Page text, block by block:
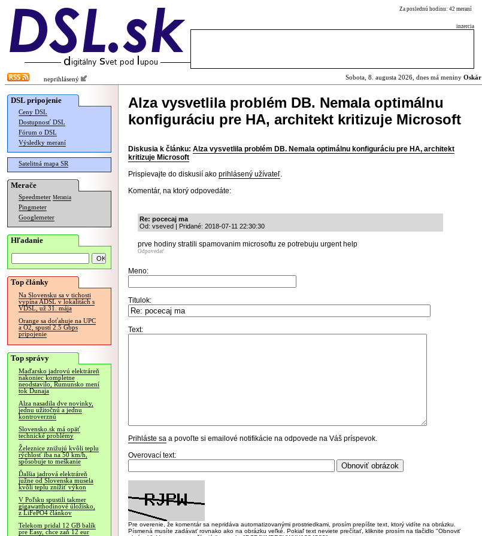
Za poslednú hodinu: 42 meraní
inzercia
neprihlásený Sobota, 8. augusta 2026, dnes má meniny Oskár
DSL pripojenie
Ceny DSL
Dostupnosť DSL
Fórum o DSL
Výsledky meraní
Satelitná mapa SR
Merače
Speedmeter Merania
Pingmeter
Googlemeter
Hľadanie
Top články
Na Slovensku sa v tichosti
vypína ADSL v lokalitách s
VDSL, už 31. mája
Orange sa doťahuje na UPC
a O2, spustí 2.5 Gbps
pripojenie
Top správy
Maďarsko jadrovú elektráreň
nakoniec kompletne
neodstavilo, Rumunsko mení
tok Dunaja
Alza nasadila dve novinky,
jednu užitočnú a jednu
kontroverznú
Slovensko.sk má opäť
technické problémy
Železnice znižujú kvôli teplu
rýchlosť iba na 50 km/h,
spôsobuje to meškanie
Ďalšia jadrová elektráreň
južne od Slovenska musela
kvôli teplu znížiť výkon
V Poľsku spustili takmer
gigawatthodinové úložisko,
z LiFePO4 článkov
Telekom pridal 12 GB balík
pre Easy, chce zaň 12 eur
Alza vysvetlila problém DB. Nemala optimálnu
konfiguráciu pre HA, architekt kritizuje Microsoft
Diskusia k článku: Alza vysvetlila problém DB. Nemala optimálnu konfiguráciu pre HA, architekt
kritizuje Microsoft
Prispievajte do diskusií ako prihlásený užívateľ.
Komentár, na ktorý odpovedáte:
Re: pocecaj ma
Od: vseved | Pridané: 2018-07-11 22:30:30
prve hodiny stratili spamovanim microsoftu ze potrebuju urgent help
Odpovedať
Meno:
Titulok:
Text:
Prihláste sa a povoľte si emailové notifikácie na odpovede na Váš príspevok.
Overovací text:
Pre overenie, že komentár sa nepridáva automatizovanými prostriedkami, prosím prepíšte text, ktorý vidíte na obrázku.
Písmená musíte zadávať rovnako ako na obrázku veľké. Pokiaľ text neviete prečítať, kliknite prosím na tlačidlo "Obnoviť